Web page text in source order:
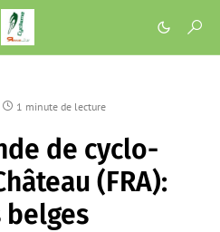
1 minute de lecture
de cyclo-
(FRA):